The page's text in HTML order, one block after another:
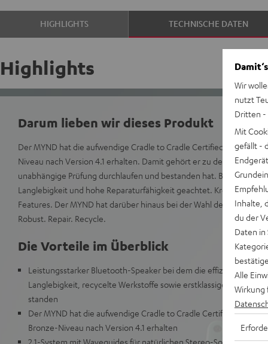
HIGHLIGHTS TECHNISCHE DATEN
Highlights
Darum lieben wir dieses Produkt
Der MYND hat die aufwendige Cradle to Cradle Certified® Full
Niveau nach Version 4.1 erhalten. Damit gehört er zu den wenigen
unabhängige Prüfung durchlaufen und bestanden hat. Bei der
Langlebigkeit und hohe Reparaturfähigkeit geachtet. Kreiere
Features. Der MYND hat darüber hinaus bei der Wahl des
Robust. Repair. Recycle.
Die Vorteile im Überblick
Leistungsstarker Bluetooth-Speaker bei dem die effiziente
Langlebigkeit, recycelte Werkstoffe sowie erstklassiger Sound im
standen
Der MYND hat die aufwendige Cradle to Cradle Certified® Full
Bronze-Niveau nach Version 4.1 erhalten
2.1-System mit Waveguides für natürlichen Stereo-Sound,
Wir
nutzt
Dritten -
Mit
gefällt -
Inhalte,
du der
Daten in
Alle
Wirkung